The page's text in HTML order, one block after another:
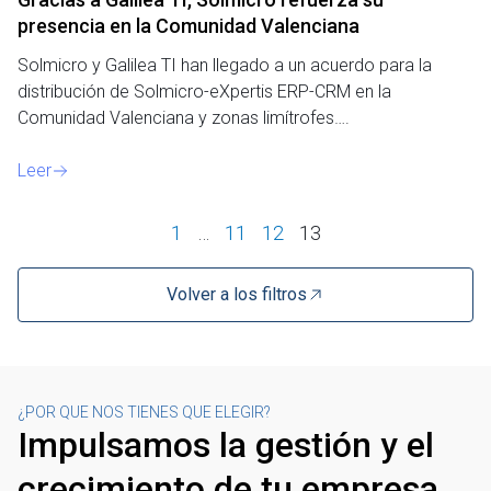
presencia en la Comunidad Valenciana
Solmicro y Galilea TI han llegado a un acuerdo para la
distribución de Solmicro-eXpertis ERP-CRM en la
Comunidad Valenciana y zonas limítrofes….
Leer
1 11 12 13
Volver a los filtros
¿POR QUE NOS TIENES QUE ELEGIR?
Impulsamos la gestión y el